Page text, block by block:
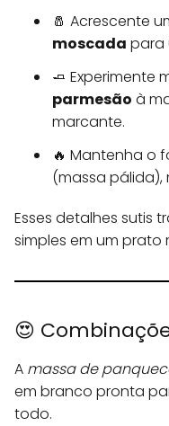
🧂 Acrescente
moscada para
🧈 Experimente
parmesão à
marcante.
🔥 Mantenha o
(massa pálida),
Esses detalhes sutis
simples em um prato
😍
A massa de
em branco pronta
todo.